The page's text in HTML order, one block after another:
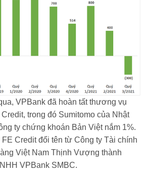
VPBank đã hoàn tất thương vụ
trong đó Sumitomo của Nhật
ty chứng khoán Bản Việt nắm 1%.
Credit đổi tên từ Công ty Tài chính
Việt Nam Thịnh Vượng thành
VPBank SMBC.